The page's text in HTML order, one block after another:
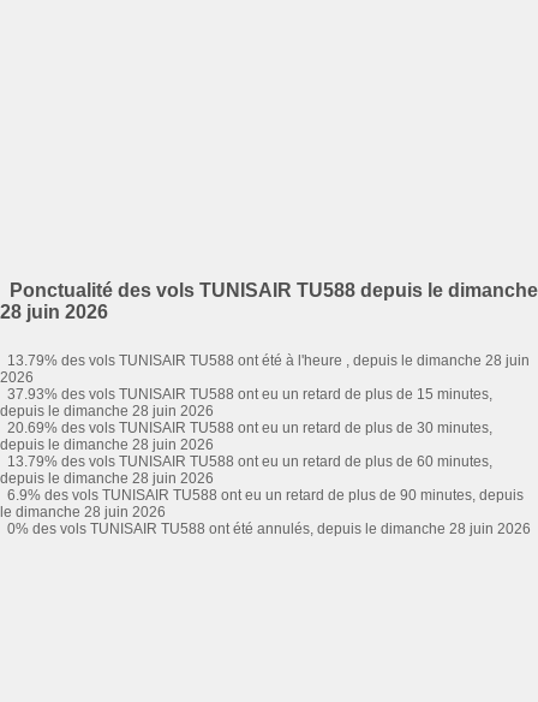
Ponctualité des vols TUNISAIR TU588 depuis le dimanche
28 juin 2026
13.79% des vols TUNISAIR TU588 ont été à l'heure , depuis le dimanche 28 juin
2026
37.93% des vols TUNISAIR TU588 ont eu un retard de plus de 15 minutes,
depuis le dimanche 28 juin 2026
20.69% des vols TUNISAIR TU588 ont eu un retard de plus de 30 minutes,
depuis le dimanche 28 juin 2026
13.79% des vols TUNISAIR TU588 ont eu un retard de plus de 60 minutes,
depuis le dimanche 28 juin 2026
6.9% des vols TUNISAIR TU588 ont eu un retard de plus de 90 minutes, depuis
le dimanche 28 juin 2026
0% des vols TUNISAIR TU588 ont été annulés, depuis le dimanche 28 juin 2026